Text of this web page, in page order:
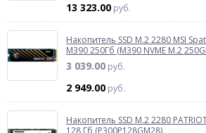
13 323.00 руб.
Накопитель SSD M.2 2280 MSI
M390 250Гб (M390 NVME M.2
3 039.00 руб.
2 949.00 руб.
Накопитель SSD M.2 2280
128 Гб (P300P128GM28)